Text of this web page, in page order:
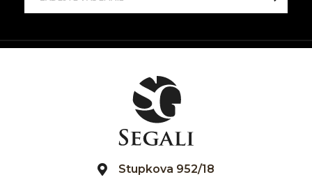
Stupkova 952/18